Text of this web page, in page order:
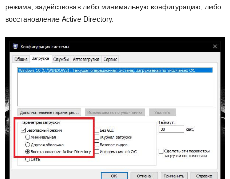
режима, задействовав либо минимальную конфигурацию, либо
восстановление Active Directory.